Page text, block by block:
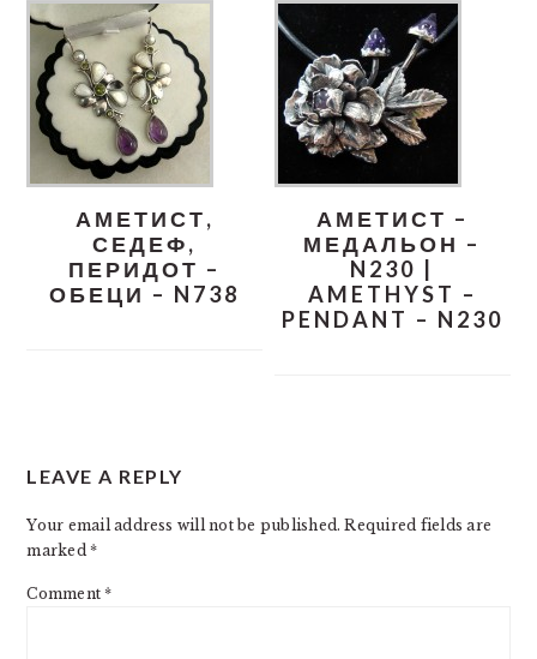
АМЕТИСТ,
СЕДЕФ,
ПЕРИДОТ –
ОБЕЦИ – N738
АМЕТИСТ –
МЕДАЛЬОН –
N230 |
AMETHYST –
PENDANT – N230
INTERACTIONS
LEAVE A REPLY
Your email address will not be published. Required fields are
marked*
Comment*